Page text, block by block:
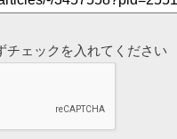
チェックを入れてください